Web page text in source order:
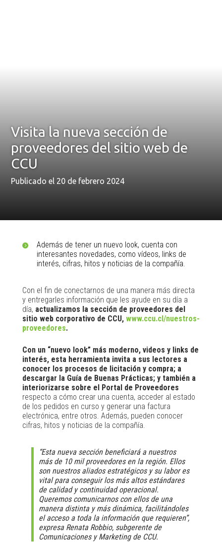
Visita la nueva sección de
proveedores del sitio web de
CCU
Publicado el 20 de febrero 2024
Además de tener un nuevo look, cuenta con
interesantes novedades, como vídeos, links de
interés, cifras, hitos y noticias de la compañía.
Con el fin de conectarnos de una manera más directa
y entregarles información que les ayude en su día a
día, actualizamos la sección de proveedores del
sitio web corporativo de CCU, www.ccu.cl/nuestros-
proveedores.
Con un “nuevo look” más moderno, videos y links de
interés, esta herramienta invita a sus lectores a
conocer los procesos de licitación y compra; a
descargar la Guía de Buenas Prácticas; y también a
interiorizarse sobre el Portal de Proveedores
respecto a cómo crear una cuenta, acceder al estado
de los pedidos en curso y generar una factura
electrónica, entre otros. Además, pueden conocer
cifras, hitos y noticias de la compañía.
“Esta nueva sección beneficiará a nuestros
más de 10 mil proveedores en la región. Ellos
son nuestros aliados estratégicos y su labor es
vital para conseguir los más altos estándares
de calidad y continuidad operacional.
Queremos comunicarnos con ellos de una
manera distinta y más dinámica, facilitándoles
el acceso a toda la información que requieren”,
expresa Renata Robbio, subgerente de
Comunicaciones y Marketing de CCU.